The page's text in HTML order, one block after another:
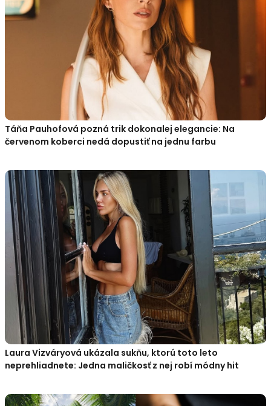
Táňa Pauhofová pozná trik dokonalej elegancie: Na
červenom koberci nedá dopustiť na jednu farbu
Laura Vizváryová ukázala sukňu, ktorú toto leto
neprehliadnete: Jedna maličkosť z nej robí módny hit